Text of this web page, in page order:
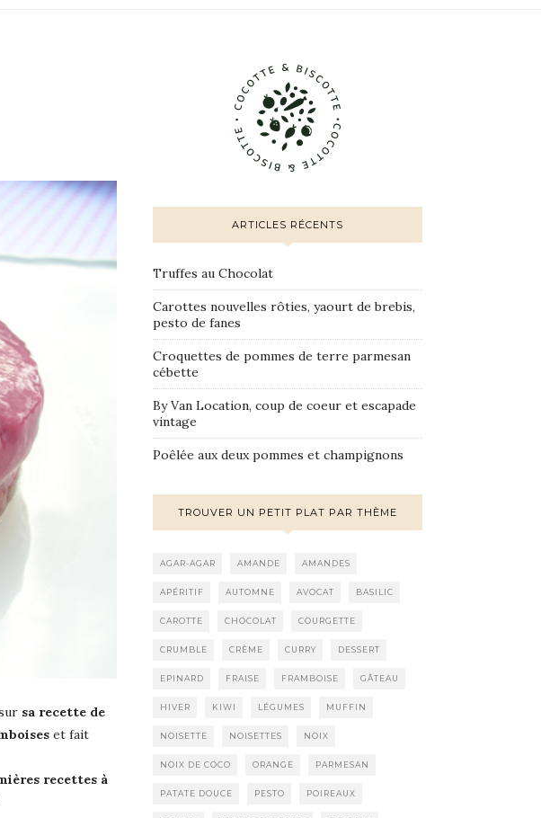
sa recette de
et fait
recettes à
ARTICLES RÉCENTS
Truffes au Chocolat
Carottes nouvelles rôties, yaourt de brebis,
pesto de fanes
Croquettes de pommes de terre parmesan
cébette
By Van Location, coup de coeur et escapade
vintage
Poêlée aux deux pommes et champignons
TROUVER UN PETIT PLAT PAR THÈME
AGAR-AGAR AMANDE AMANDES
APÉRITIF AUTOMNE AVOCAT BASILIC
CAROTTE CHOCOLAT COURGETTE
CRUMBLE CRÈME CURRY DESSERT
EPINARD FRAISE FRAMBOISE GÂTEAU
HIVER KIWI LÉGUMES MUFFIN
NOISETTE NOISETTES NOIX
NOIX DE COCO ORANGE PARMESAN
PATATE DOUCE PESTO POIREAUX